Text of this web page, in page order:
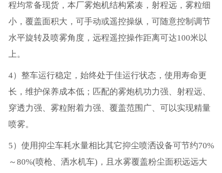
程均常备现货，本厂雾炮机结构紧凑，射程远，雾粒细
小，覆盖面积大，可手动或遥控操纵，可随意控制调节
水平旋转及喷雾角度，远程遥控操作距离可达100米以
上。
4）整车运行稳定，始终处于佳运行状态，使用寿命更
长，维护保养成本低；匹配的雾炮机功力强、射程远、
穿透力强、雾粒附着力强、覆盖范围广、可以实现精量
喷雾。
5）使用抑尘车耗水量相比其它抑尘喷洒设备可节约70%
～80%(喷枪、洒水机车)，且水雾覆盖粉尘面积远远大